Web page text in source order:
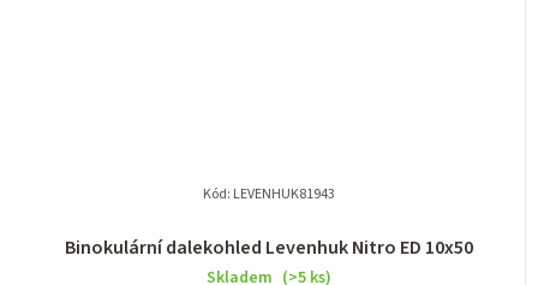
Binokulární dalekohled Levenhuk Nitro ED 10x50
Skladem (>5 ks)
Kód: LEVENHUK81943